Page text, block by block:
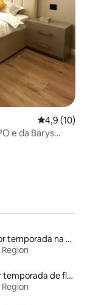
4,9 de uma
4,9 (10)
e da Barys
Aluguéis por temporada na orla
Aluguel por temporada de flats